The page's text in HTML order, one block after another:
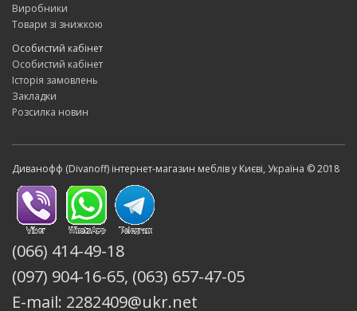
Виробники
Товари зі знижкою
Особистий кабінет
Особистий кабінет
Історія замовлень
Закладки
Розсилка новин
Диванофф (Divanoff) інтернет-магазин меблів у Києві, Україна © 2018
(066) 414-49-18
(097) 904-16-65, (063) 657-47-05
E-mail: 2282409@ukr.net